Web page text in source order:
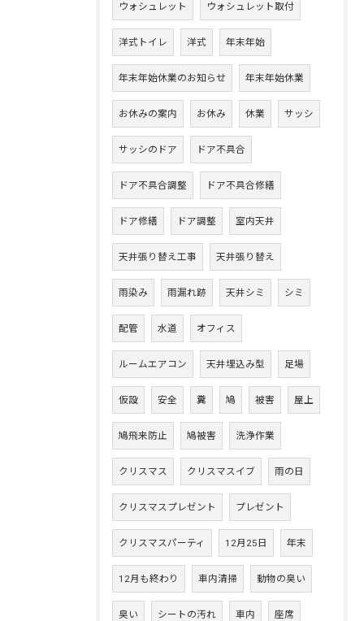
ウォシュレット ウォシュレット取付
洋式トイレ 洋式 年末年始
年末年始休業のお知らせ 年末年始休業
お休みの案内 お休み 休業 サッシ
サッシのドア ドア不具合
ドア不具合調整 ドア不具合修繕
ドア修繕 ドア調整 室内天井
天井張り替え工事 天井張り替え
雨染み 雨漏れ跡 天井シミ シミ
配管 水道 オフィス
ルームエアコン 天井埋込み型 足場
仮設 安全 糞 鳩 被害 屋上
鳩飛来防止 鳩被害 洗浄作業
クリスマス クリスマスイブ 雨の日
クリスマスプレゼント プレゼント
クリスマスパーティ 12月25日 年末
12月も終わり 車内清掃 動物の臭い
臭い シートの汚れ 車内 座席